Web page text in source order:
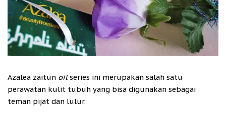
Azalea zaitun oilseries ini merupakan salah satu
perawatan kulit tubuh yang bisa digunakan sebagai
teman pijat dan lulur.